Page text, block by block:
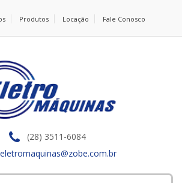
Produtos Locação Fale Conosco
(28) 3511-6084
eletromaquinas@zobe.com.br